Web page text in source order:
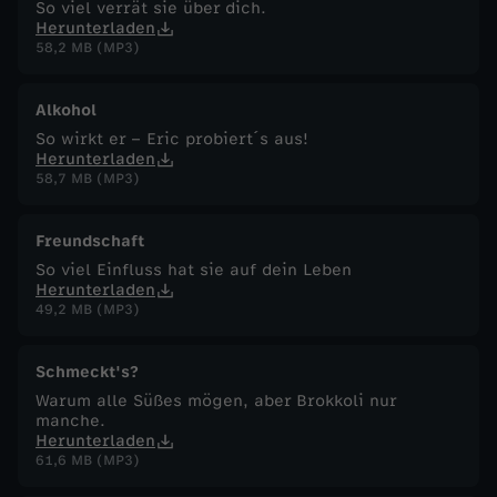
So viel verrät sie über dich.
Herunterladen
58,2 MB (MP3)
Alkohol
So wirkt er – Eric probiert´s aus!
Herunterladen
58,7 MB (MP3)
Freundschaft
So viel Einfluss hat sie auf dein Leben
Herunterladen
49,2 MB (MP3)
Schmeckt's?
Warum alle Süßes mögen, aber Brokkoli nur
manche.
Herunterladen
61,6 MB (MP3)